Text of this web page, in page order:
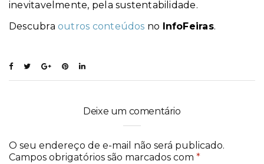
inevitavelmente, pela sustentabilidade.
Descubraoutros conteúdos no InfoFeiras.
Deixe um comentário
O seu endereço de e-mail não será publicado.
Campos obrigatórios são marcados com *